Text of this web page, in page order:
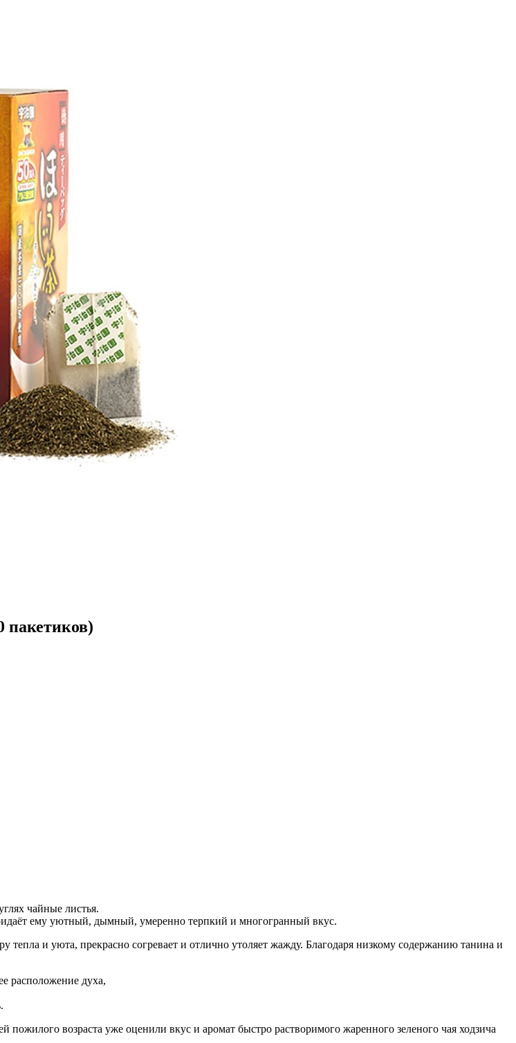
чайные листья.
ему уютный, дымный, умеренно терпкий и многогранный вкус.
и уюта, прекрасно согревает и отлично утоляет жажду. Благодаря низкому содержанию танина и
расположение духа,
возраста уже оценили вкус и аромат быстро растворимого жаренного зеленого чая ходзича